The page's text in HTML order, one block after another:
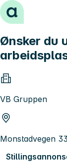
Hopp til innhold
Ønsker du
VB Gruppen
Monstadvegen